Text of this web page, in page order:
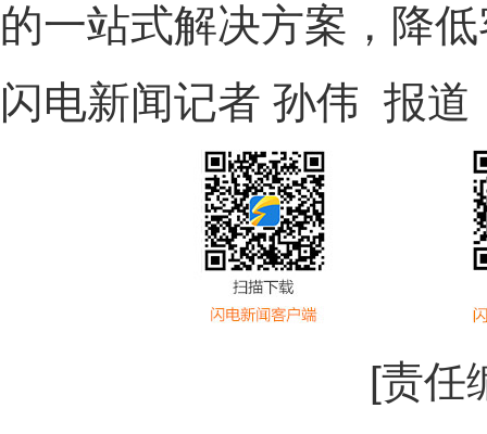
的一站式解决方案，降
闪电新闻记者 孙伟 报道
[责任